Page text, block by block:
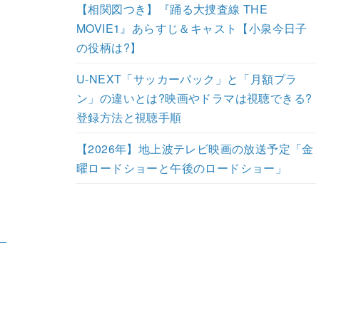
【相関図つき】『踊る大捜査線 THE
MOVIE1』あらすじ＆キャスト【小泉今日子
の役柄は?】
U-NEXT「サッカーパック」と「月額プラ
ン」の違いとは?映画やドラマは視聴できる?
登録方法と視聴手順
【2026年】地上波テレビ映画の放送予定「金
曜ロードショーと午後のロードショー」